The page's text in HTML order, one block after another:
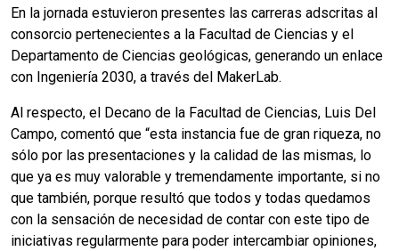
En la jornada estuvieron presentes las carreras adscritas al
consorcio pertenecientes a la Facultad de Ciencias y el
Departamento de Ciencias geológicas, generando un enlace
con Ingeniería 2030, a través del MakerLab.
Al respecto, el Decano de la Facultad de Ciencias, Luis Del
Campo, comentó que “esta instancia fue de gran riqueza, no
sólo por las presentaciones y la calidad de las mismas, lo
que ya es muy valorable y tremendamente importante, si no
que también, porque resultó que todos y todas quedamos
con la sensación de necesidad de contar con este tipo de
iniciativas regularmente para poder intercambiar opiniones,